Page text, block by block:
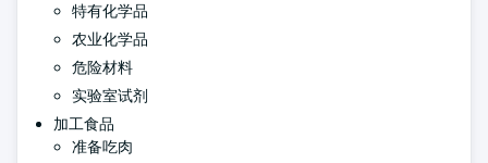
特有化学品
农业化学品
危险材料
实验室试剂
加工食品
准备吃肉